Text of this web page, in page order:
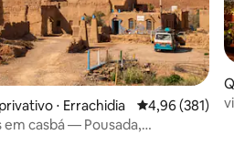
⋅ Errachidia 4,96 de uma
4,96 (381)
em casbá — Pousada,